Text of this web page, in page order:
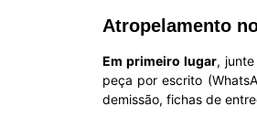
Atropelamento
Em primeiro lugar,
peça por escrito
demissão, fichas de